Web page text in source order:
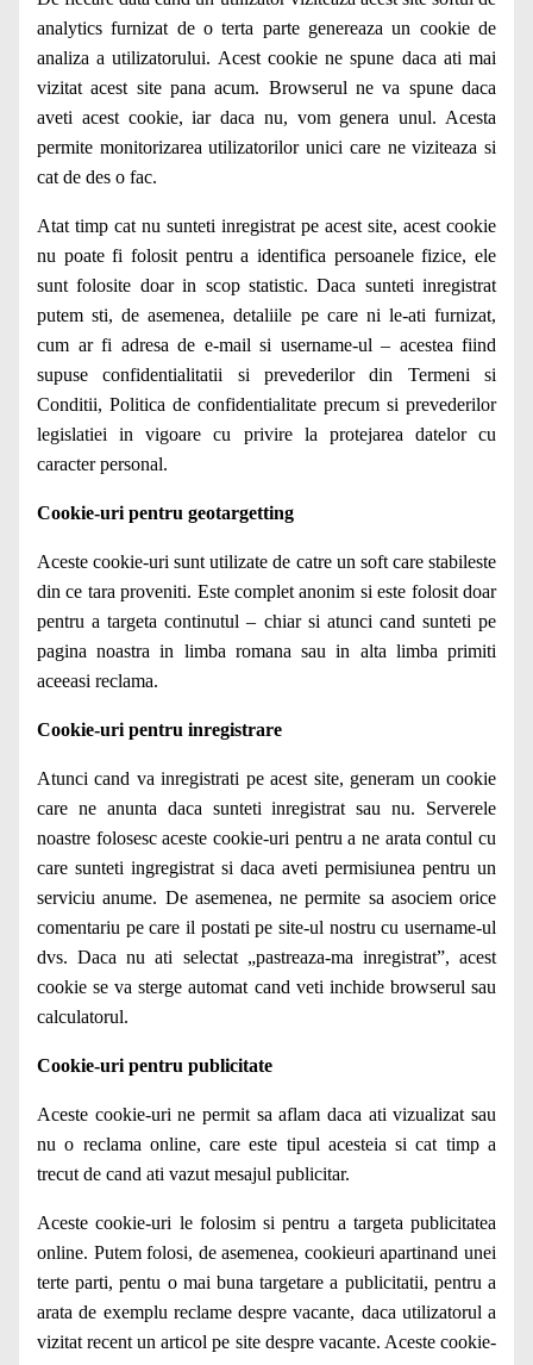
analytics furnizat de o terta parte genereaza un cookie de
analiza a utilizatorului. Acest cookie ne spune daca ati mai
vizitat acest site pana acum. Browserul ne va spune daca
aveti acest cookie, iar daca nu, vom genera unul. Acesta
permite monitorizarea utilizatorilor unici care ne viziteaza si
cat de des o fac.
Atat timp cat nu sunteti inregistrat pe acest site, acest cookie
nu poate fi folosit pentru a identifica persoanele fizice, ele
sunt folosite doar in scop statistic. Daca sunteti inregistrat
putem sti, de asemenea, detaliile pe care ni le-ati furnizat,
cum ar fi adresa de e-mail si username-ul – acestea fiind
supuse confidentialitatii si prevederilor din Termeni si
Conditii, Politica de confidentialitate precum si prevederilor
legislatiei in vigoare cu privire la protejarea datelor cu
caracter personal.
Cookie-uri pentru geotargetting
Aceste cookie-uri sunt utilizate de catre un soft care stabileste
din ce tara proveniti. Este complet anonim si este folosit doar
pentru a targeta continutul – chiar si atunci cand sunteti pe
pagina noastra in limba romana sau in alta limba primiti
aceeasi reclama.
Cookie-uri pentru inregistrare
Atunci cand va inregistrati pe acest site, generam un cookie
care ne anunta daca sunteti inregistrat sau nu. Serverele
noastre folosesc aceste cookie-uri pentru a ne arata contul cu
care sunteti ingregistrat si daca aveti permisiunea pentru un
serviciu anume. De asemenea, ne permite sa asociem orice
comentariu pe care il postati pe site-ul nostru cu username-ul
dvs. Daca nu ati selectat „pastreaza-ma inregistrat”, acest
cookie se va sterge automat cand veti inchide browserul sau
calculatorul.
Cookie-uri pentru publicitate
Aceste cookie-uri ne permit sa aflam daca ati vizualizat sau
nu o reclama online, care este tipul acesteia si cat timp a
trecut de cand ati vazut mesajul publicitar.
Aceste cookie-uri le folosim si pentru a targeta publicitatea
online. Putem folosi, de asemenea, cookieuri apartinand unei
terte parti, pentu o mai buna targetare a publicitatii, pentru a
arata de exemplu reclame despre vacante, daca utilizatorul a
vizitat recent un articol pe site despre vacante. Aceste cookie-